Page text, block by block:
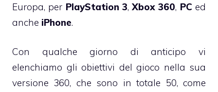
Europa, per PlayStation 3,Xbox 360, PC ed
anche iPhone.
Con qualche giorno di anticipo vi
elenchiamo gli obiettivi del gioco nella sua
versione 360, che sono in totale 50, come